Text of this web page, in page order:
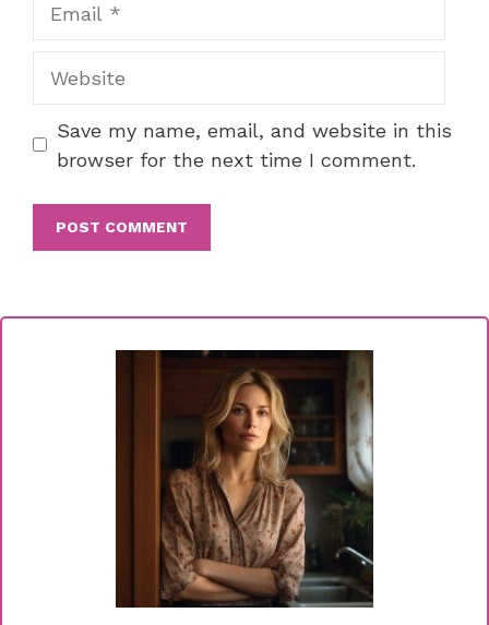
Save my name, email, and website in this
browser for the next time I comment.